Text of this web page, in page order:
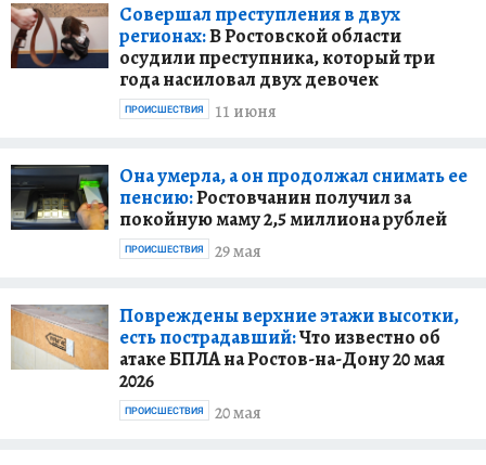
Совершал преступления в двух
регионах:В Ростовской области
осудили преступника, который три
года насиловал двух девочек
11 июня
ПРОИСШЕСТВИЯ
Она умерла, а он продолжал снимать ее
пенсию:Ростовчанин получил за
покойную маму 2,5 миллиона рублей
29 мая
ПРОИСШЕСТВИЯ
Повреждены верхние этажи высотки,
есть пострадавший:Что известно об
атаке БПЛА на Ростов-на-Дону 20 мая
2026
20 мая
ПРОИСШЕСТВИЯ